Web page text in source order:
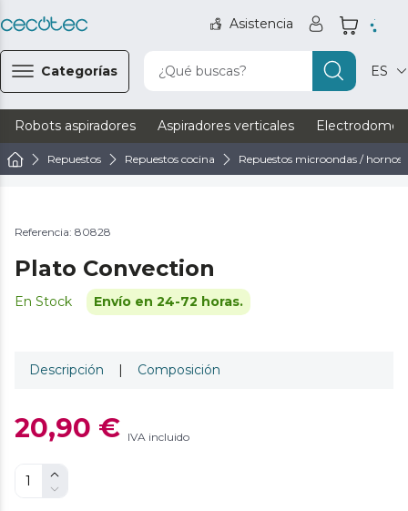
Asistencia
Categorías ¿Qué buscas? ES
Robots aspiradores Aspiradores verticales
Repuestos Repuestos cocina Repuestos microondas / hornos
Referencia: 80828
Plato Convection
En Stock Envío en 24-72 horas.
Descripción | Composición
20,90 € IVA incluido